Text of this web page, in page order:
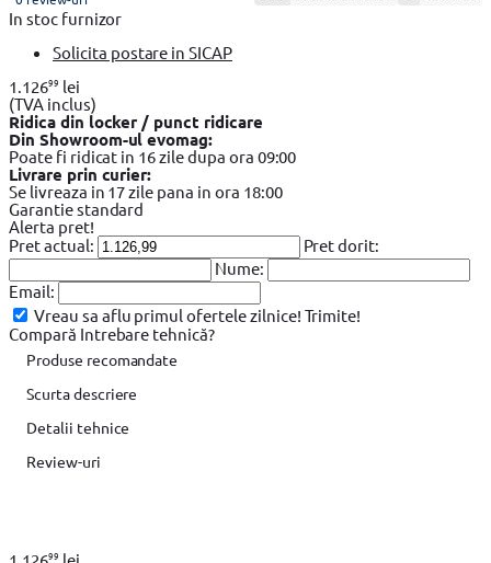
In stoc furnizor
Solicita postare in SICAP
1.12699 lei
(TVA inclus)
Ridica din locker / punct ridicare
Din Showroom-ul evomag:
Poate fi ridicat in 16 zile dupa ora 09:00
Livrare prin curier:
Se livreaza in 17 zile pana in ora 18:00
Garantie standard
Alerta pret!
Pret actual:
Pret dorit:
Nume:
Email:
Vreau sa aflu primul ofertele zilnice! Trimite!
Compară Intrebare tehnică?
Produse recomandate
Scurta descriere
Detalii tehnice
Review-uri
99